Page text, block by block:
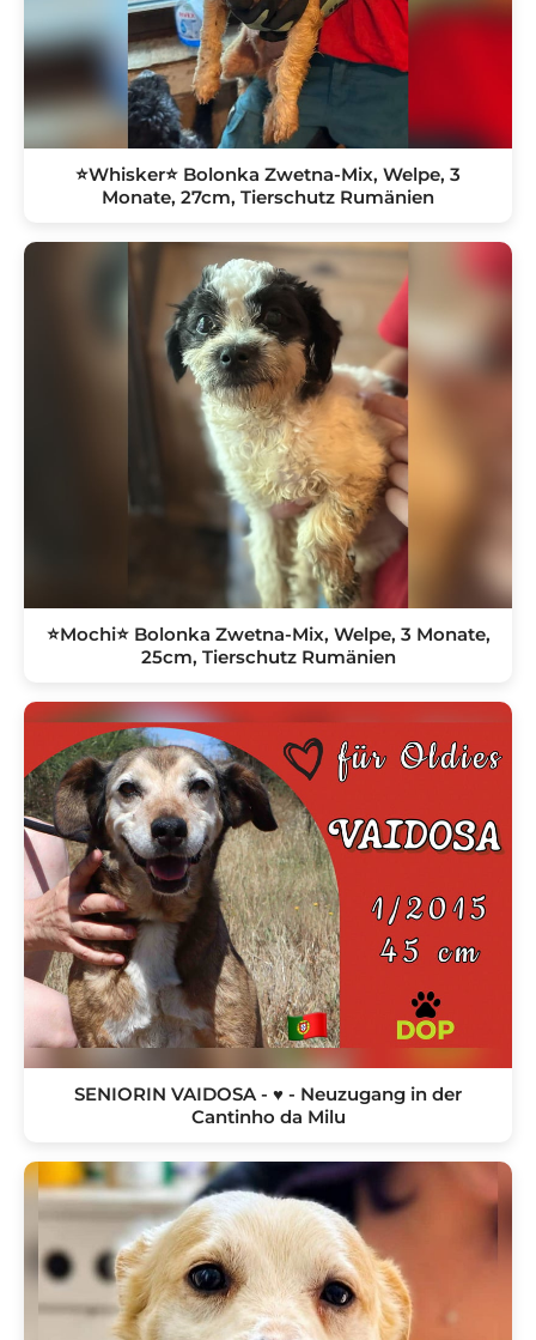
⭐️Whisker⭐️ Bolonka Zwetna-Mix, Welpe, 3
Monate, 27cm, Tierschutz Rumänien
⭐️Mochi⭐️ Bolonka Zwetna-Mix, Welpe, 3 Monate,
25cm, Tierschutz Rumänien
SENIORIN VAIDOSA - ♥️ - Neuzugang in der
Cantinho da Milu